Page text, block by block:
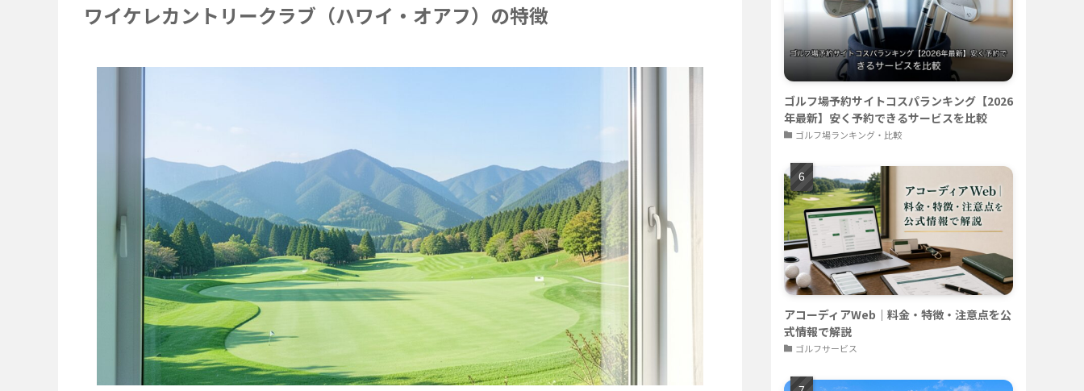
ワイケレカントリークラブ（ハワイ・オアフ）の特徴
ゴルフ場予約サイトコスパランキング【2026
年最新】安く予約できるサービスを比較
ゴルフ場ランキング・比較
アコーディアWeb｜料金・特徴・注意点を公
式情報で解説
ゴルフサービス